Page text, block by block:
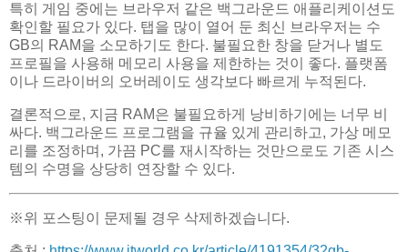
특히 게임 중에는 브라우저 같은 백그라운드 애플리케이션도
확인할 필요가 있다. 탭을 많이 열어 둔 최신 브라우저는 수
GB의 RAM을 소모하기도 한다. 불필요한 창을 닫거나 별도
프로필을 사용해 메모리 사용을 제한하는 것이 좋다. 플랫폼
이나 드라이버의 오버레이도 생각보다 빠르게 누적된다.
결론적으로, 지금 RAM은 불필요하게 낭비하기에는 너무 비
싸다. 백그라운드 프로그램을 규율 있게 관리하고, 가상 메모
리를 조정하며, 가끔 PC를 재시작하는 것만으로도 기존 시스
템의 수명을 상당히 연장할 수 있다.
※위 포스팅이 문제될 경우 삭제하겠습니다.